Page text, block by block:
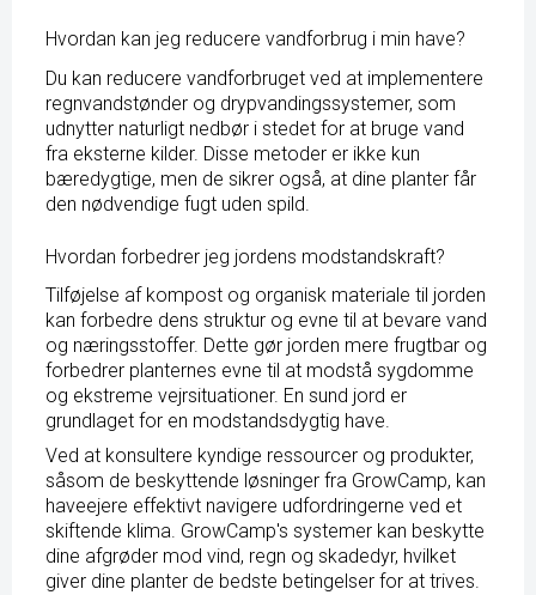
Hvordan kan jeg reducere vandforbrug i min have?
Du kan reducere vandforbruget ved at implementere
regnvandstønder og drypvandingssystemer, som
udnytter naturligt nedbør i stedet for at bruge vand
fra eksterne kilder. Disse metoder er ikke kun
bæredygtige, men de sikrer også, at dine planter får
den nødvendige fugt uden spild.
Hvordan forbedrer jeg jordens modstandskraft?
Tilføjelse af kompost og organisk materiale til jorden
kan forbedre dens struktur og evne til at bevare vand
og næringsstoffer. Dette gør jorden mere frugtbar og
forbedrer planternes evne til at modstå sygdomme
og ekstreme vejrsituationer. En sund jord er
grundlaget for en modstandsdygtig have.
Ved at konsultere kyndige ressourcer og produkter,
såsom de beskyttende løsninger fra GrowCamp, kan
haveejere effektivt navigere udfordringerne ved et
skiftende klima. GrowCamp's systemer kan beskytte
dine afgrøder mod vind, regn og skadedyr, hvilket
giver dine planter de bedste betingelser for at trives.